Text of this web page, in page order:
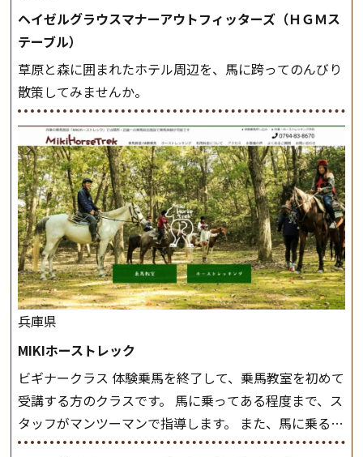
ヘイゼルグラウスマナーアウトフィッターズ（ＨＧＭス
テーブル）
草原と森に囲まれたホテル周辺を、馬に跨ってのんびり
散策してみませんか。
兵庫県
MIKIホーストレック
ビギナークラス 体験乗馬を終了して、乗馬教室を初めて
受講する方のクラスです。 馬に乗ってある程度まで、ス
タッフがマンツーマンで指導します。 また、馬に乗るだ
けでなく、馬の手入れや馬装（鞍などを装着する） も